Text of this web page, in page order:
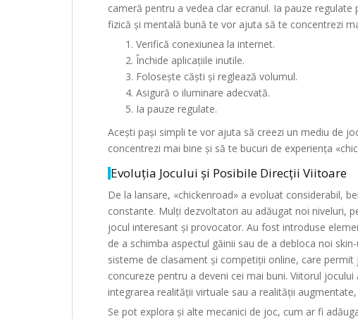
cameră pentru a vedea clar ecranul. Ia pauze
fizică și mentală bună te vor ajuta să te concentrezi
Verifică conexiunea la internet.
Închide aplicațiile inutile.
Folosește căști și reglează volumul.
Asigură o iluminare adecvată.
Ia pauze regulate.
Acești pași simpli te vor ajuta să creezi un mediu de
concentrezi mai bine și să te bucuri de experiența
Evoluția Jocului și Posibile Direcții Viitoare
De la lansare, «chickenroad» a evoluat considerabil,
constante. Mulți dezvoltatori au adăugat noi niveluri,
jocul interesant și provocator. Au fost introduse
de a schimba aspectul găinii sau de a debloca noi
sisteme de clasament și competiții online, care
concureze pentru a deveni cei mai buni. Viitorul
integrarea realității virtuale sau a realității
Se pot explora și alte mecanici de joc, cum ar fi